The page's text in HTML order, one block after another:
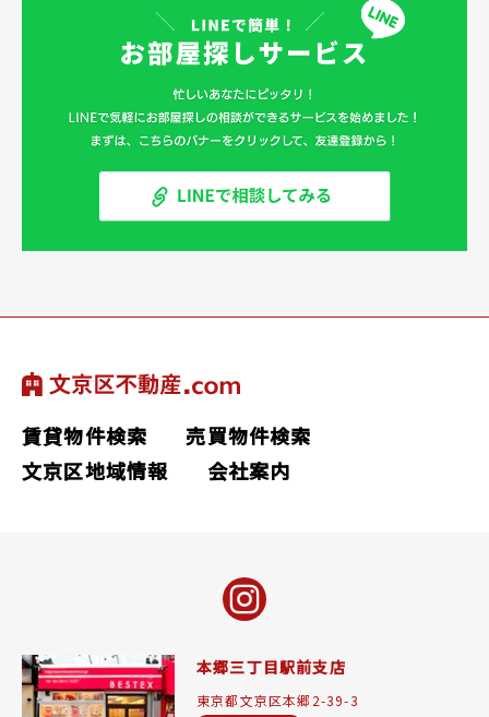
賃貸物件検索
売買物件検索
文京区地域情報
会社案内
本郷三丁目駅前支店
東京都文京区本郷2-39-3